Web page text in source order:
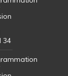
34